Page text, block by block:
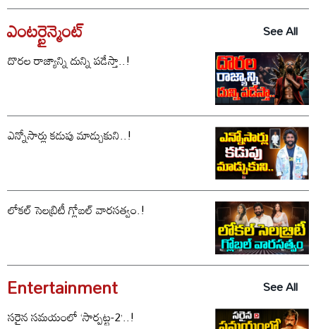
ఎంటర్టైన్మెంట్
See All
దొరల రాజ్యాన్ని దున్ని పడేస్తా..!
ఎన్నోసార్లు కడుపు మాడ్చుకుని..!
లోకల్ సెలబ్రిటీ గ్లోబల్ వారసత్వం.!
Entertainment
See All
సరైన సమయంలో ‘సార్పట్ట-2’..!